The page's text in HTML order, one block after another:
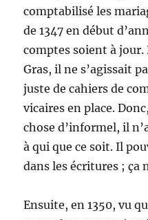
comptabilisé les
de 1347 en début
comptes soient à jour.
Gras, il ne s’agissait
juste de cahiers de
vicaires en place.
chose d’informel, il
à qui que ce soit. Il
dans les écritures ; ça
Ensuite, en 1350, vu